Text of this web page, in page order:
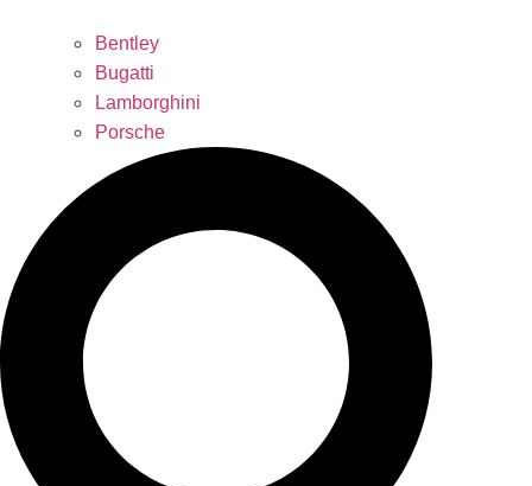
Bentley
Bugatti
Lamborghini
Porsche